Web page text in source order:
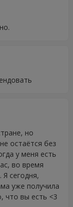
но
остаётся без
у меня есть
во время
сегодня,
уже получила
что вы есть <3